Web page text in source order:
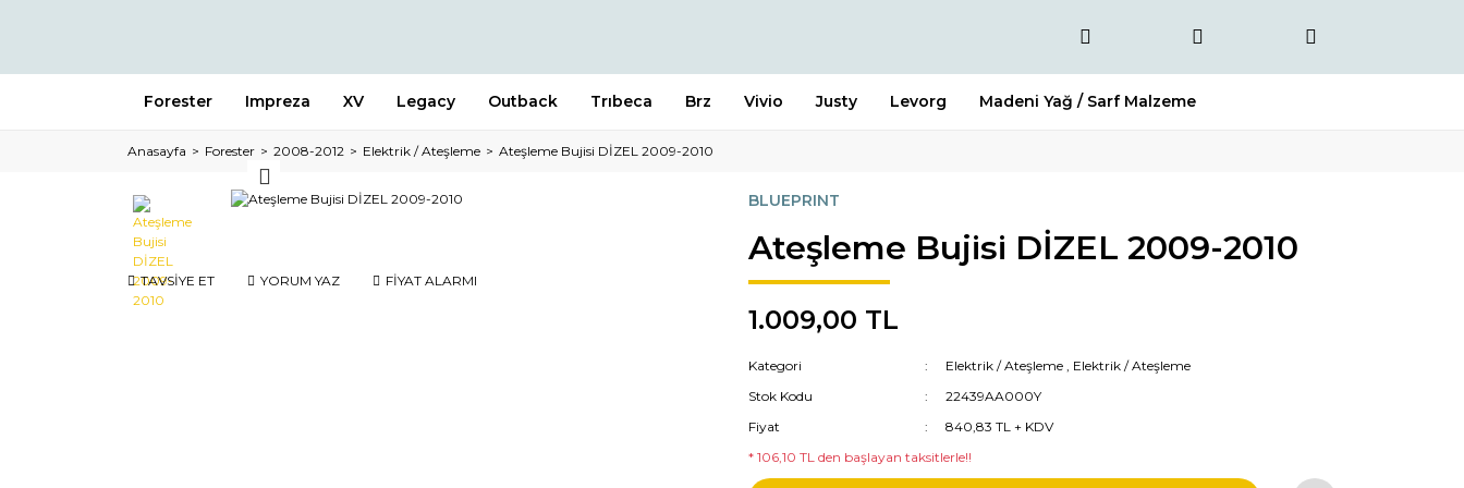
Forester Impreza XV Legacy Outback Trıbeca Brz Vivio Justy Levorg Madeni Yağ / Sarf Malzeme
Anasayfa Forester 2008-2012 Elektrik / Ateşleme Ateşleme Bujisi DİZEL 2009-2010
TAVSİYE ET YORUM YAZ FİYAT ALARMI
BLUEPRINT
Ateşleme Bujisi DİZEL 2009-2010
1.009,00 TL
Kategori Elektrik / Ateşleme , Elektrik / Ateşleme
Stok Kodu
22439AA000Y
Fiyat
840,83 TL + KDV
* 106,10 TL den başlayan taksitlerle!!